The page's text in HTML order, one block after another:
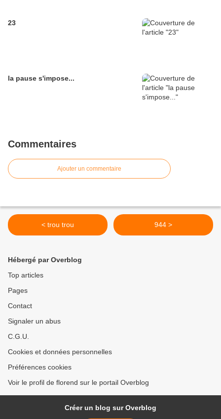
23
la pause s'impose...
Commentaires
Ajouter un commentaire
< trou trou 944 >
Hébergé par Overblog
Top articles
Pages
Contact
Signaler un abus
C.G.U.
Cookies et données personnelles
Préférences cookies
Voir le profil de florend sur le portail Overblog
Créer un blog sur Overblog